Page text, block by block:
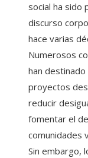
social ha sido
discurso
hace varias
Numerosos
han
proyectos
reducir
fomentar el
comunidades
Sin embargo,